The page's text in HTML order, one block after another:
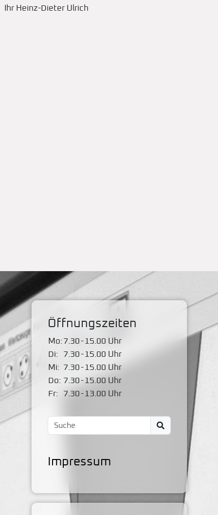
Ihr Heinz-Dieter Ulrich
Öffnungszeiten
Mo: 7.30- 15.00 Uhr
Di:
7.30- 15.00 Uhr
Mi: 7.30- 15.00 Uhr
Do: 7.30- 15.00 Uhr
Fr:
7.30- 13.00 Uhr
Impressum